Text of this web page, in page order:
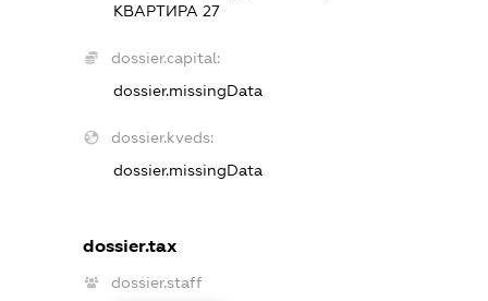
КВАРТИРА 27
dossier.capital:
dossier.missingData
dossier.kveds:
dossier.missingData
dossier.tax
dossier.staff